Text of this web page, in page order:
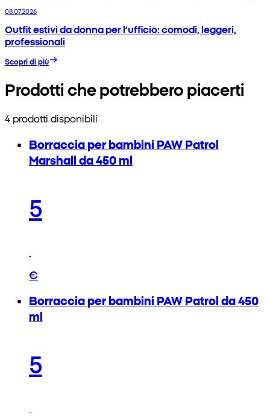
08.07.2026
Outfit estivi da donna per l’ufficio: comodi, leggeri,
professionali
Scopri di più
Prodotti che potrebbero piacerti
4 prodotti disponibili
Borraccia per bambini PAW Patrol
Marshall da 450 ml
5
€
Borraccia per bambini PAW Patrol da 450
ml
5